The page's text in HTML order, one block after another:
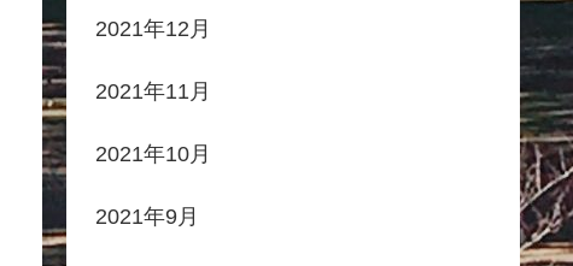
2021年12月
2021年11月
2021年10月
2021年9月